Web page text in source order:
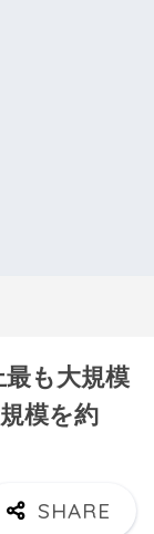
最も大規模
模を約